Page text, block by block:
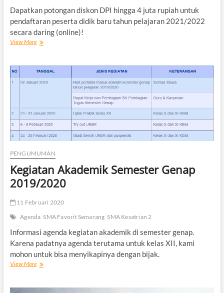
Dapatkan potongan diskon DPI hingga 4 juta rupiah untuk
pendaftaran peserta didik baru tahun pelajaran 2021/2022
secara daring (online)!
View MorePPDB
2
Tahun
2021/2022
PENGUMUMAN
Kegiatan Akademik Semester Genap
2019/2020
11 Februari 2020
Agenda SMA Favorit Semarang SMA Kesatrian 2
Informasi agenda kegiatan akademik di semester genap.
Karena padatnya agenda terutama untuk kelas XII, kami
mohon untuk bisa menyikapinya dengan bijak.
View MoreKegiatan